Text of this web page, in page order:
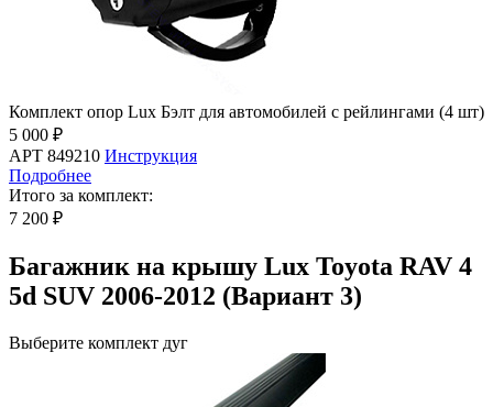
Комплект опор Lux Бэлт для автомобилей с рейлингами (4 шт)
5 000 ₽
АРТ 849210 Инструкция
Подробнее
Итого за комплект:
7 200 ₽
Багажник на крышу Lux Toyota RAV 4
5d SUV 2006-2012 (Вариант 3)
Выберите комплект дуг